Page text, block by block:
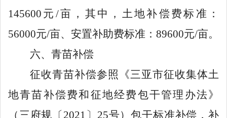
145600 元 /亩，其中，土地补偿费标准：
56000元/亩、安置补助费标准： 89600元/亩。
六、青苗补偿
征收青苗补偿参照《三亚市征收集体土
地青苗补偿费和征地经费包干管理办法》
（三府规〔 2021 〕 25号）包干标准补偿，补